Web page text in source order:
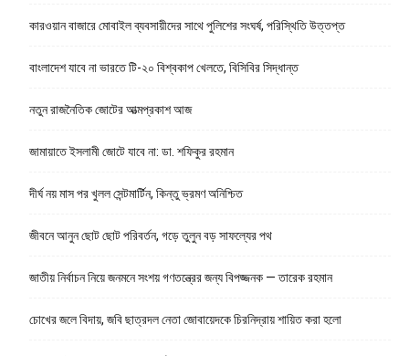
কারওয়ান বাজারে মোবাইল ব্যবসায়ীদের সাথে পুলিশের সংঘর্ষ, পরিস্থিতি উত্তপ্ত
বাংলাদেশ যাবে না ভারতে টি-২০ বিশ্বকাপ খেলতে, বিসিবির সিদ্ধান্ত
নতুন রাজনৈতিক জোটের আত্মপ্রকাশ আজ
জামায়াতে ইসলামী জোটে যাবে না: ডা. শফিকুর রহমান
দীর্ঘ নয় মাস পর খুলল সেন্টমার্টিন, কিন্তু ভ্রমণ অনিশ্চিত
জীবনে আনুন ছোট ছোট পরিবর্তন, গড়ে তুলুন বড় সাফল্যের পথ
জাতীয় নির্বাচন নিয়ে জনমনে সংশয় গণতন্ত্রের জন্য বিপজ্জনক — তারেক রহমান
চোখের জলে বিদায়, জবি ছাত্রদল নেতা জোবায়েদকে চিরনিদ্রায় শায়িত করা হলো